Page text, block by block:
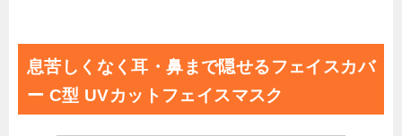
息苦しくなく耳・鼻まで隠せるフェイスカバ
ー C型 UVカットフェイスマスク